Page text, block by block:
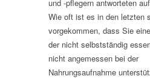
und -pflegern antworteten
Wie oft ist es in den letzten
vorgekommen, dass Sie
der nicht selbstständig
nicht angemessen bei der
Nahrungsaufnahme